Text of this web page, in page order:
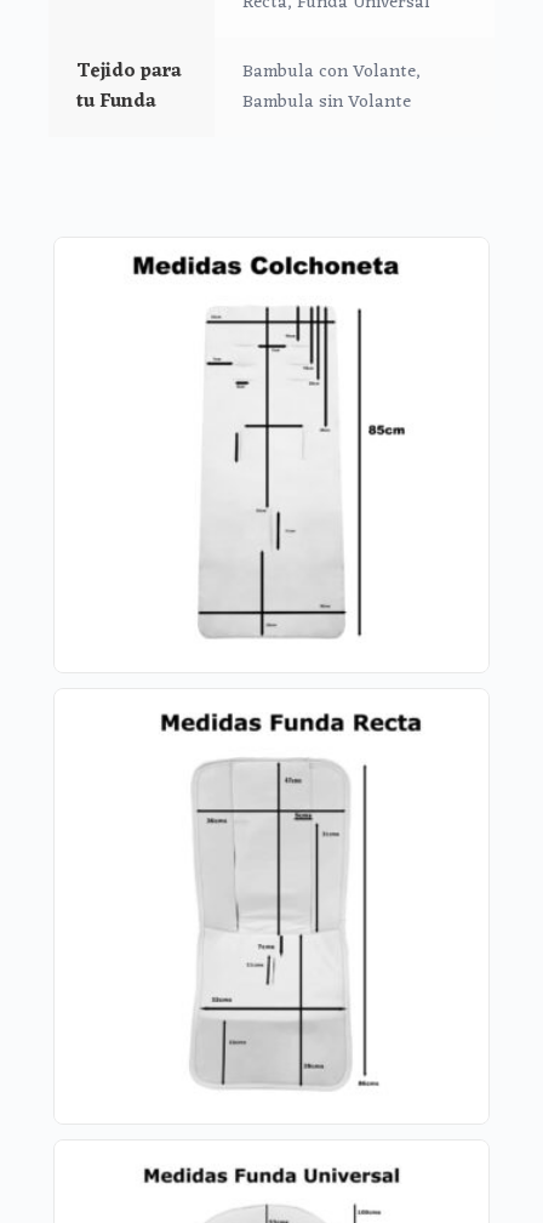
poder utilizar la trasera.
Trasera inferior elástica
Sistema de sujeción S-Plus
Funda en bambula plumeti.
Refuerzo en la parte de los pies de la funda
en tejido reforzado de fácil limpieza.
El relleno de la funda es micro fibra prensada
para mayor confort y comodidad del bebé.
mucha consistencia para que no se aplaste con
el peso de bebe y permita una ventilación real.
Cintas y gomitas para sujetar, en caso de no
poder utilizar la trasera.
Trasera inferior elástica
Sistema de sujeción S-Plus
*Funda Recta:
Funda en piqué serker liso.
Refuerzo en la parte de los pies de la funda
en tejido reforzado de fácil limpieza.
El relleno de la funda es micro fibra prensada
para mayor confort y comodidad del bebé.
El tejido posterior de la funda es rejilla de
mucha consistencia para que no se aplaste con
el peso de bebe y permita una ventilación real.
Cintas y gomitas para sujetar, en caso de no
poder utilizar la trasera.
Aberturas para todo tipo de arneses.
Trasera inferior elástica
*Colchoneta:
Tejido para
tu Funda
Bambula con Volante,
Bambula sin Volante